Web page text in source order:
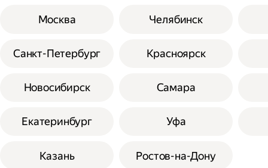
Москва
Санкт-Петербург
Новосибирск
Екатеринбург
Казань
Челябинск
Красноярск
Самара
Уфа
Ростов-на-Дону